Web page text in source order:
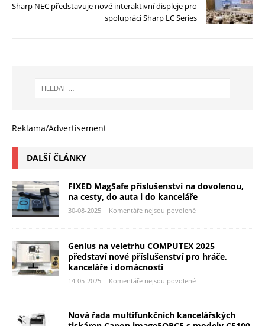
Sharp NEC představuje nové interaktivní displeje pro
spolupráci Sharp LC Series
Reklama/Advertisement
DALŠÍ ČLÁNKY
FIXED MagSafe příslušenství na dovolenou,
na cesty, do auta i do kanceláře
30-08-2025 Komentáře nejsou povolené
Genius na veletrhu COMPUTEX 2025
představí nové příslušenství pro hráče,
kanceláře i domácnosti
14-05-2025 Komentáře nejsou povolené
Nová řada multifunkčních kancelářských